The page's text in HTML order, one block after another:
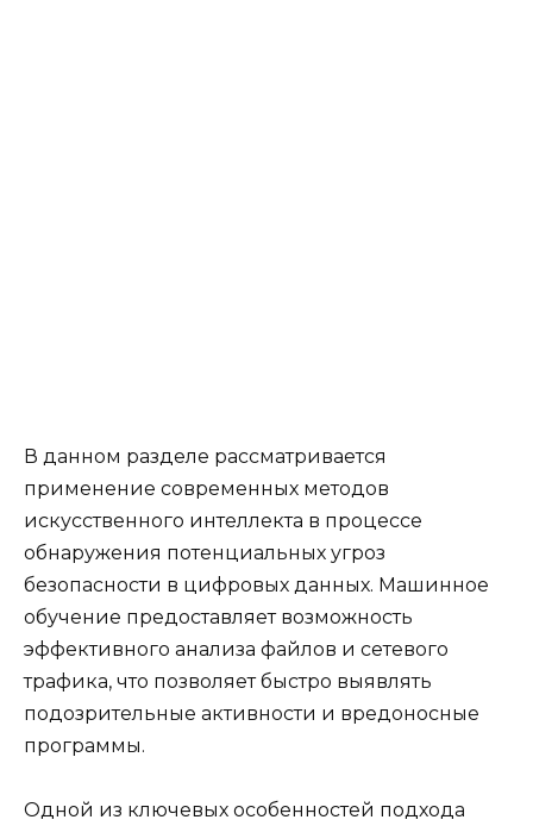
В данном разделе рассматривается
применение современных методов
искусственного интеллекта в процессе
обнаружения потенциальных угроз
безопасности в цифровых данных. Машинное
обучение предоставляет возможность
эффективного анализа файлов и сетевого
трафика, что позволяет быстро выявлять
подозрительные активности и вредоносные
программы.
Одной из ключевых особенностей подхода